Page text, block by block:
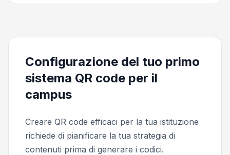
Configurazione del tuo primo
sistema QR code per il
campus
Creare QR code efficaci per la tua istituzione
richiede di pianificare la tua strategia di
contenuti prima di generare i codici.